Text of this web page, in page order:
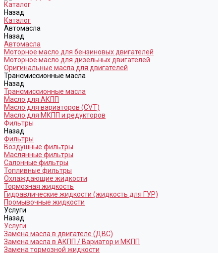
Каталог
Назад
Каталог
Автомасла
Назад
Автомасла
Моторное масло для бензиновых двигателей
Моторное масло для дизельных двигателей
Оригинальные масла для двигателей
Трансмиссионные масла
Назад
Трансмиссионные масла
Масло для АКПП
Масло для вариаторов (CVT)
Масло для МКПП и редукторов
Фильтры
Назад
Фильтры
Воздушные фильтры
Маслянные фильтры
Салонные фильтры
Топливные фильтры
Охлаждающие жидкости
Тормозная жидкость
Гидравлические жидкости (жидкость для ГУР)
Промывочные жидкости
Услуги
Назад
Услуги
Замена масла в двигателе (ДВС)
Замена масла в АКПП / Вариатор и МКПП
Замена тормозной жидкости